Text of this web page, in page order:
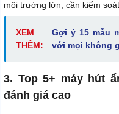
môi trường lớn, cần kiểm
XEM
THÊM:
Gợi ý 15 mẫu
với mọi không
3. Top 5+ máy hút
đánh giá cao